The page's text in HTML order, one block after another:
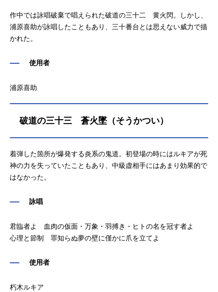
作中では詠唱破棄で唱えられた破道の三十二 黄火閃。しかし、
浦原喜助が詠唱したこともあり、三十番台とは思えない威力で描
かれた。
使用者
浦原喜助
破道の三十三 蒼火墜（そうかつい）
着弾した箇所が爆発する炎系の鬼道。初登場の時にはルキアが死
神の力を失っていたこともあり、中級虚相手にはあまり効果的で
はなかった。
詠唱
君臨者よ 血肉の仮面・万象・羽搏き・ヒトの名を冠す者よ
心理と節制 罪知らぬ夢の壁に僅かに爪を立てよ
使用者
朽木ルキア